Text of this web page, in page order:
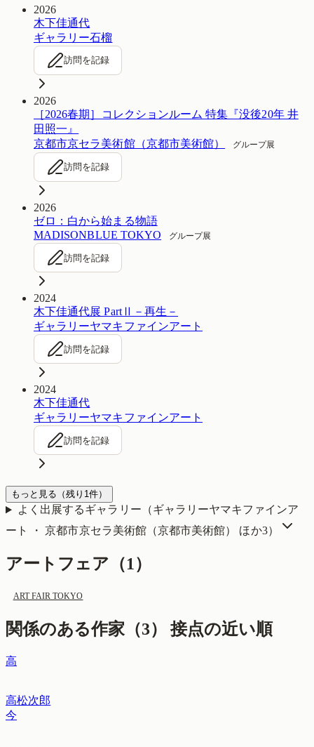
2026
木下佳通代
ギャラリー石榴
訪問を記録
2026
［2026春期］コレクションルーム 特集『没後20年 井
田照一』
京都市京セラ美術館（京都市美術館）
グループ展
訪問を記録
2026
ゼロ：白から始まる物語
MADISONBLUE TOKYO
グループ展
訪問を記録
2024
木下佳通代展 PartⅡ－再生－
ギャラリーヤマキファインアート
訪問を記録
2024
木下佳通代
ギャラリーヤマキファインアート
訪問を記録
もっと見る （残り 1件）
よく出展するギャラリー（ギャラリーヤマキファインア
ート ・ 京都市京セラ美術館（京都市美術館）
ほか3）
アートフェア（1）
ART FAIR TOKYO
関係のある作家（3） 接点の近い順
高
高松次郎
今